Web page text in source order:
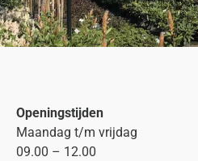
Openingstijden
Maandag t/m vrijdag
09.00 – 12.00